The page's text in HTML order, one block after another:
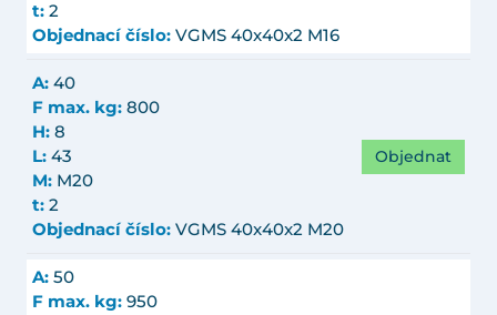
t: 2
Objednací číslo: VGMS 40x40x2 M16
A: 40
F max. kg: 800
H: 8
L: 43
M: M20
t: 2
Objednací číslo: VGMS 40x40x2 M20
Objednat
A: 50
F max. kg: 950